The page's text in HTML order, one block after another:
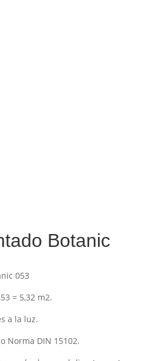
Botanic
053
= 5,32 m2.
a la luz.
Norma DIN 15102.